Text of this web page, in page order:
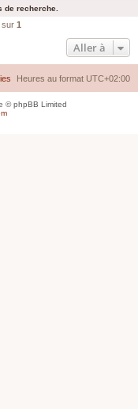
de recherche.
sur 1
Aller à
Heures au format UTC+02:00
© phpBB Limited